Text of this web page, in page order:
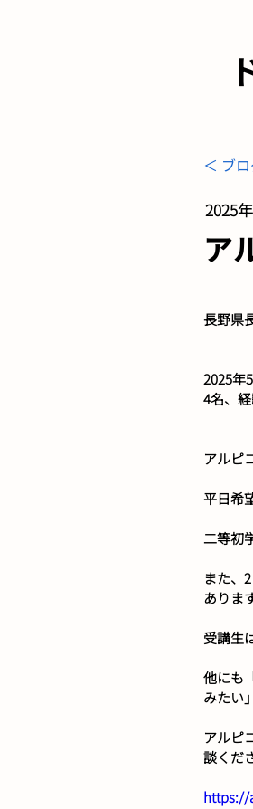
＜ ブ
2025
ア
長野県
2025年
4名、
アルピ
平日希
二等初
また、
ありま
受講生
他にも
みたい
アルピ
談くだ
https://